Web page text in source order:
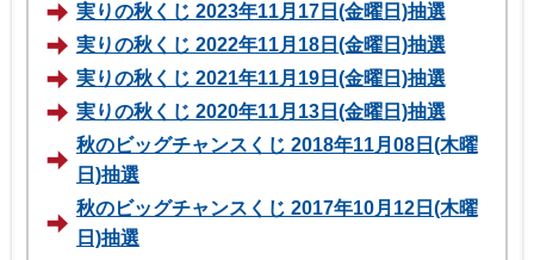
実りの秋くじ 2023年11月17日(金曜日)抽選
実りの秋くじ 2022年11月18日(金曜日)抽選
実りの秋くじ 2021年11月19日(金曜日)抽選
実りの秋くじ 2020年11月13日(金曜日)抽選
秋のビッグチャンスくじ 2018年11月08日(木曜
日)抽選
秋のビッグチャンスくじ 2017年10月12日(木曜
日)抽選